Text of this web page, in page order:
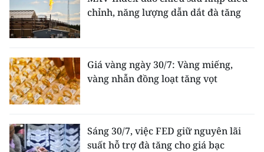
chỉnh, năng lượng dẫn dắt đà tăng
Giá vàng ngày 30/7: Vàng miếng,
vàng nhẫn đồng loạt tăng vọt
Sáng 30/7, việc FED giữ nguyên lãi
suất hỗ trợ đà tăng cho giá bạc